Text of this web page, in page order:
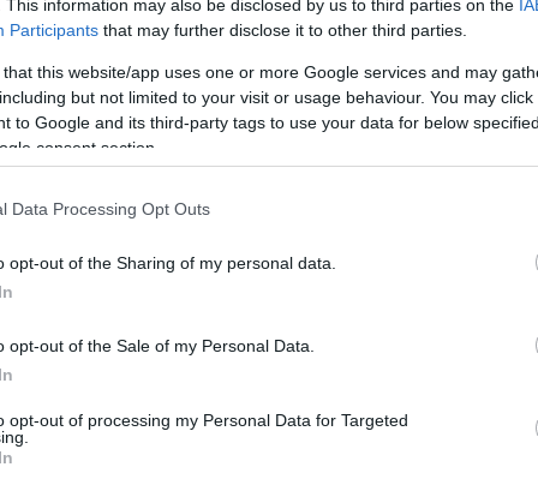
This information may also be disclosed by us to third parties on the
Participants that may further disclose it to other third parties.
that this website/app uses one or more Google services and may
but not limited to your visit or usage behaviour. You may
to Google and its third-party tags to use your data for below
consent section.
Data Processing Opt Outs
opt-out of the Sharing of my personal data.
opt-out of the Sale of my Personal Data.
opt-out of processing my Personal Data for Targeted
PRONEWS.GR /ΔΙΑΣΤΗΜΑ
Μια Πέμπτη Δύναμη Κρύβεται στο
Νέα μελέτη αμφισβητεί την
Φυσική
17.06.2026 | 11:29